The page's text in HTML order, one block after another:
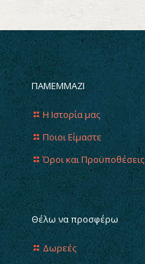
ΠΑΜΕΜΜΑΖΙ
Η Ιστορία μας
Ποιοι Είμαστε
Όροι και Προϋποθέσεις
Θέλω να προσφέρω
Δωρεές